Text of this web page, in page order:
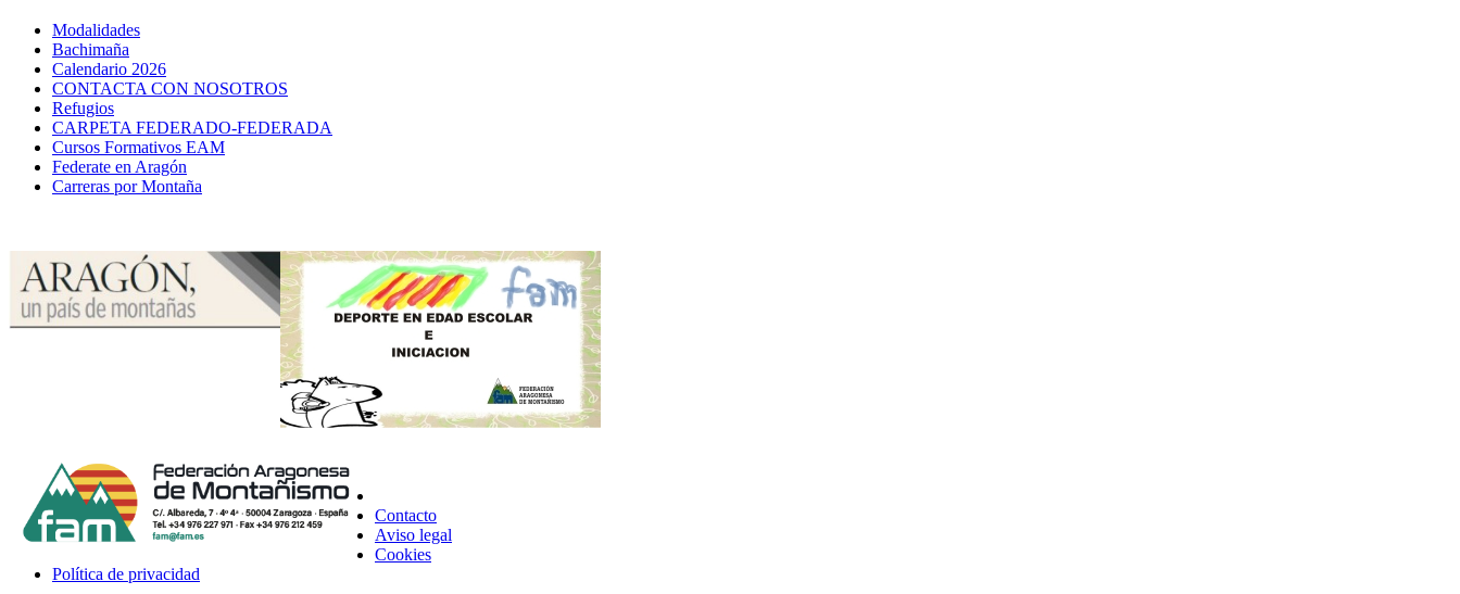
Modalidades
Bachimaña
Calendario 2026
CONTACTA CON NOSOTROS
Refugios
CARPETA FEDERADO-FEDERADA
Cursos Formativos EAM
Federate en Aragón
Carreras por Montaña
Contacto
Aviso legal
Cookies
Política de privacidad